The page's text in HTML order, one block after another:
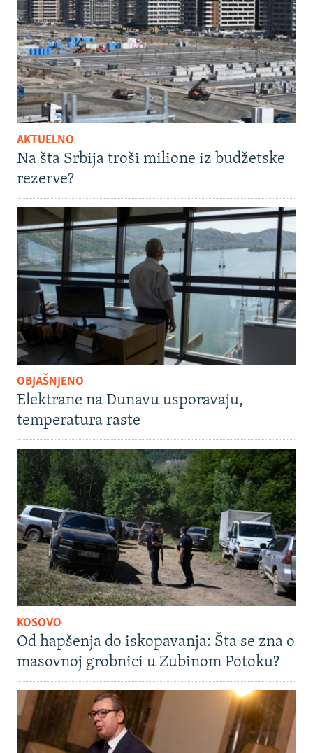
AKTUELNO
Na šta Srbija troši milione iz budžetske
rezerve?
OBJAŠNJENO
Elektrane na Dunavu usporavaju,
temperatura raste
KOSOVO
Od hapšenja do iskopavanja: Šta se zna o
masovnoj grobnici u Zubinom Potoku?